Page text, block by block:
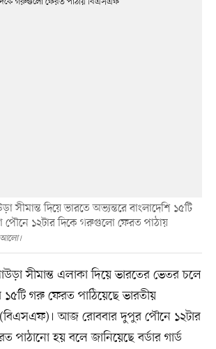
সীমান্ত দিয়ে ভারতে অভ্যন্তরে বাংলাদেশি ১৫টি
পৌনে ১২টার দিকে গরুগুলো ফেরত পাঠায়
সীমান্ত এলাকা দিয়ে ভারতের ভেতর চলে
১৫টি গরু ফেরত পাঠিয়েছে ভারতীয়
(বিএসএফ)। আজ রোববার দুপুর পৌনে ১২টার
হয় বলে জানিয়েছে বর্ডার গার্ড